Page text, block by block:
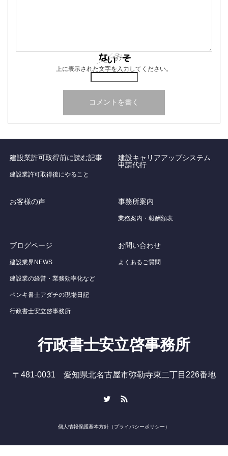
上に表示された文字を入力してください。
建設業許可取得前に読む記事
建設業許可取得後にやること
建設キャリアアップシステム
申請代行
お客様の声 事務所案内
業務案内・報酬額表
ブログページ
建設業界NEWS
建設業の経営・業務効率化など
ペンキ書士アダチの現場日記
行政書士安立啓事務所
お問い合わせ
よくあるご質問
行政書士安立啓事務所
〒481-0031 愛知県北名古屋市弥勒寺東二丁目226番地
個人情報保護基本方針（プライバシーポリシー）